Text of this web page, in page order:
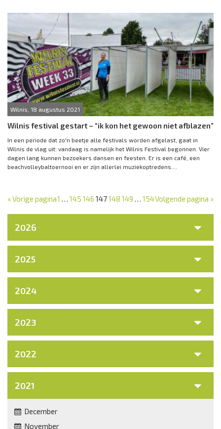
Wilnis, 18 augustus 2021
Wilnis festival gestart – “ik kon het gewoon niet afblazen”
In een periode dat zo'n beetje alle festivals worden afgelast, gaat in
Wilnis de vlag uit: vandaag is namelijk het Wilnis Festival begonnen. Vier
dagen lang kunnen bezoekers dansen en feesten. Er is een café, een
beachvolleybaltoernooi en er zijn allerlei muziekoptredens....
« Vorige pagina1 … 145 146 147148 149 … 154Volgende pagina »
2026
2025
2024
2023
2022
2021
December
November